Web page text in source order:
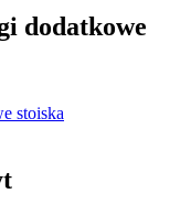
dodatkowe
stoiska